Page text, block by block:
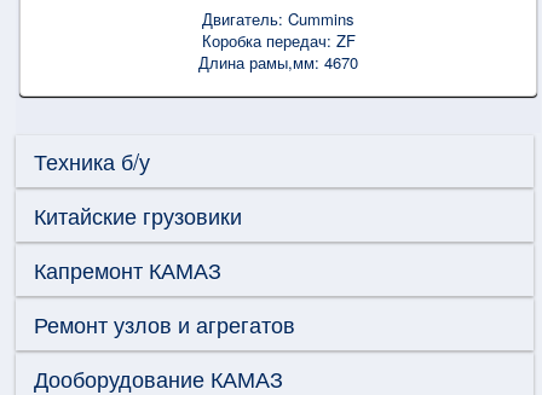
Двигатель: Cummins
Коробка передач: ZF
Длина рамы,мм: 4670
Техника б/у
Китайские грузовики
Капремонт КАМАЗ
Ремонт узлов и агрегатов
Дооборудование КАМАЗ